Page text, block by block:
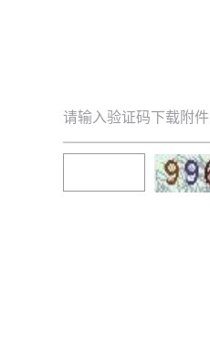
请输入验证码下载附件